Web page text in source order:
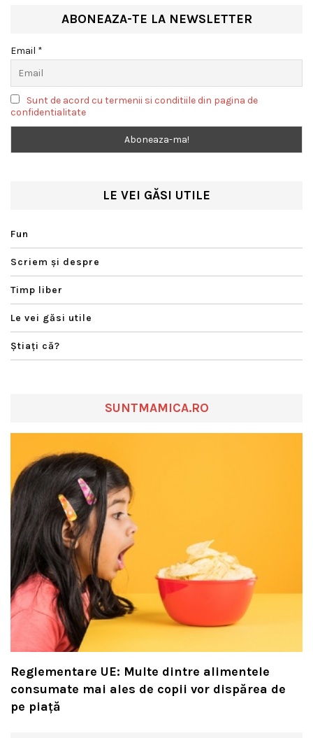
ABONEAZA-TE LA NEWSLETTER
Email *
Sunt de acord cu termenii si conditiile din pagina de
confidentialitate
LE VEI GĂSI UTILE
Fun
Scriem şi despre
Timp liber
Le vei găsi utile
Ştiaţi că?
SUNTMAMICA.RO
Reglementare UE: Multe dintre alimentele
consumate mai ales de copii vor dispărea de
pe piață